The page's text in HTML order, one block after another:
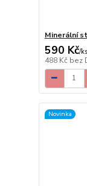
Minerální
590 Kč/ks
488 Kč bez
Novinka